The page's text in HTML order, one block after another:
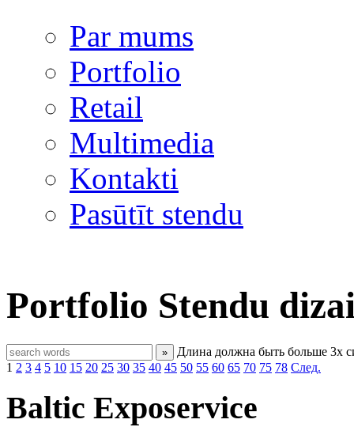
Par mums
Portfolio
Retail
Multimedia
Kontakti
Pasūtīt stendu
Portfolio Stendu
»
Длина должна быть больше 3х
1 2 3 4 5 10 15 20 25 30 35 40 45 50 55 60 65 70 75 78 След.
Baltic Exposervice